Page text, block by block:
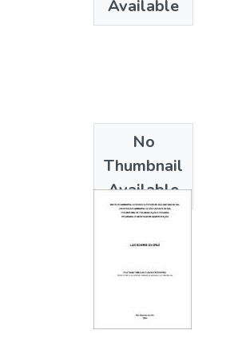
Available
No
Thumbnail
Available